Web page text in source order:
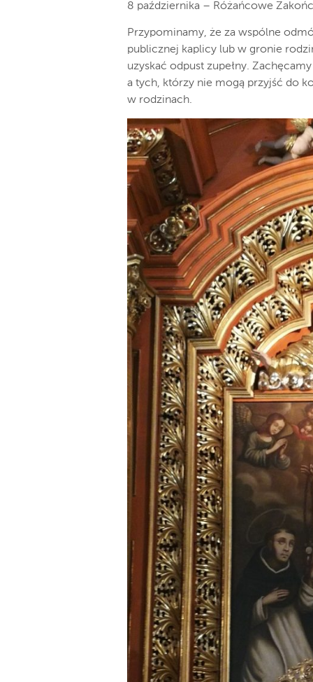
8 października – Różańcowe
Przypominamy, że za wspólne
publicznej kaplicy lub w gronie
uzyskać odpust zupełny.
a tych, którzy nie mogą przyjść do
w rodzinach.